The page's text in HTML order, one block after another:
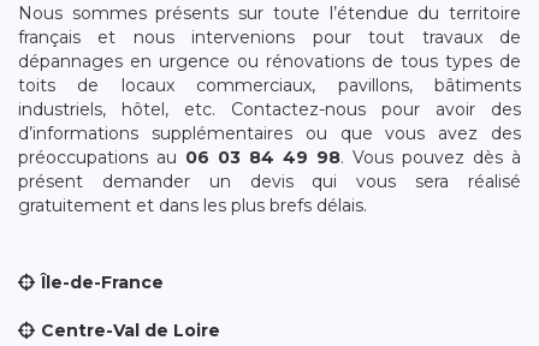
Nous sommes présents sur toute l’étendue du territoire
français et nous intervenions pour tout travaux de
dépannages en urgence ou rénovations de tous types de
toits de locaux commerciaux, pavillons, bâtiments
industriels, hôtel, etc. Contactez-nous pour avoir des
d’informations supplémentaires ou que vous avez des
préoccupations au 06 03 84 49 98. Vous pouvez dès à
présent demander un devis qui vous sera réalisé
gratuitement et dans les plus brefs délais.
Île-de-France
Centre-Val de Loire